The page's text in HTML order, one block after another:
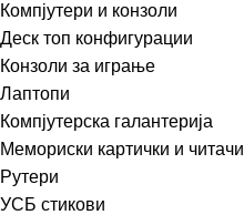
Компјутери и конзоли
Деск топ конфигурации
Конзоли за играње
Лаптопи
Компјутерска галантерија
Мемориски картички и читачи
Рутери
УСБ стикови